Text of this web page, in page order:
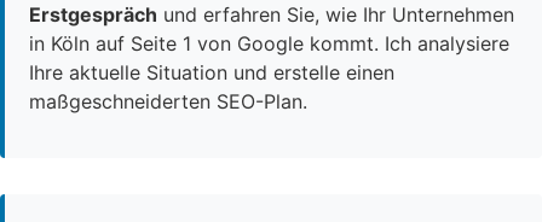
Erstgespräch und erfahren Sie, wie Ihr Unternehmen
in Köln auf Seite 1 von Google kommt. Ich analysiere
Ihre aktuelle Situation und erstelle einen
maßgeschneiderten SEO-Plan.